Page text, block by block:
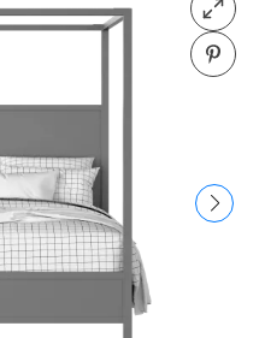
Open
Pin